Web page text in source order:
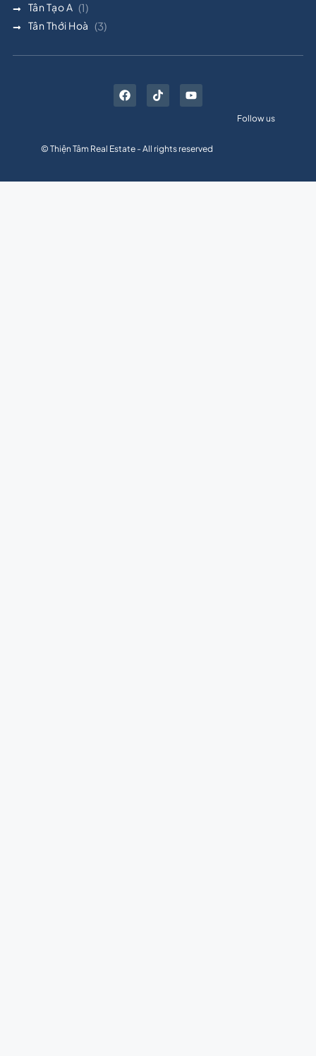
Tân Tạo A (1)
Tân Thới Hoà (3)
© Thiện Tâm Real Estate - All rights reserved
Follow us